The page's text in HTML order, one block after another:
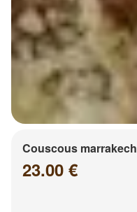
Couscous marrakech
23.00 €